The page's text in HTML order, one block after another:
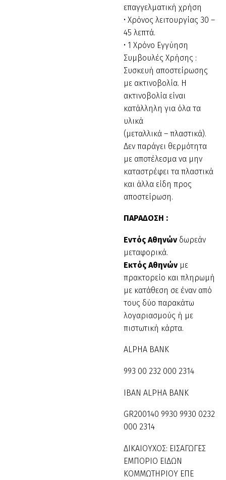
επαγγελματική χρήση
• Χρόνος λειτουργίας 30 –
45 λεπτά.
• 1 Χρόνο Εγγύηση
Συμβουλές Χρήσης :
Συσκευή αποστείρωσης
με ακτινοβολία. Η
ακτινοβολία είναι
κατάλληλη για όλα τα
υλικά
(μεταλλικά – πλαστικά).
Δεν παράγει θερμότητα
με αποτέλεσμα να μην
καταστρέφει τα πλαστικά
και άλλα είδη προς
αποστείρωση.
ΠΑΡΑΔΟΣΗ :
Εντός Αθηνών δωρεάν
μεταφορικά.
Εκτός Αθηνών με
πρακτορείο και πληρωμή
με κατάθεση σε έναν από
τους δύο παρακάτω
λογαριασμούς ή με
πιστωτική κάρτα.
ALPHA BANK
993 00 232 000 2314
IBAN ALPHA BANK
GR200140 9930 9930 0232
000 2314
ΔΙΚΑΙΟΥΧΟΣ: ΕΙΣΑΓΩΓΕΣ
ΕΜΠΟΡΙΟ ΕΙΔΩΝ
ΚΟΜΜΩΤΗΡΙΟΥ ΕΠΕ